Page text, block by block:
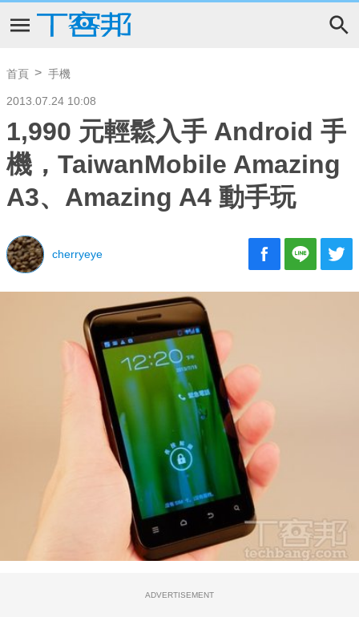
首頁 手機
2013.07.24 10:08
1,990 元輕鬆入手 Android 手
機，TaiwanMobile Amazing
A3、Amazing A4 動手玩
cherryeye
ADVERTISEMENT